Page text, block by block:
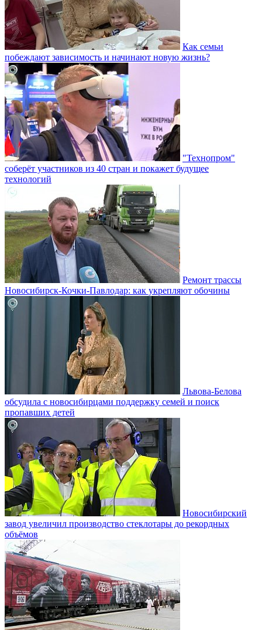
Как семьи
побеждают зависимость и начинают новую жизнь?
"Технопром"
соберёт участников из 40 стран и покажет будущее
технологий
Ремонт трассы
Новосибирск-Кочки-Павлодар: как укрепляют обочины
Львова-Белова
обсудила с новосибирцами поддержку семей и поиск
пропавших детей
Новосибирский
завод увеличил производство стеклотары до рекордных
объёмов